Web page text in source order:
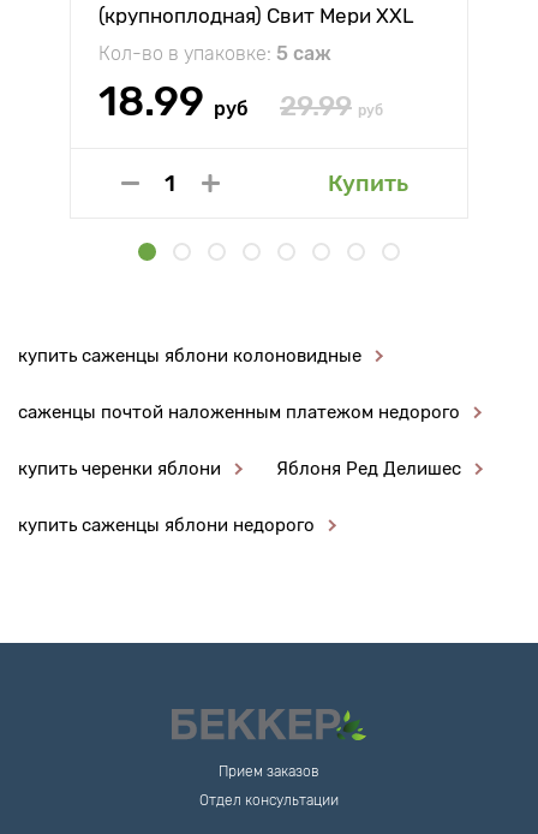
(крупноплодная) Свит Мери XXL
Кол-во в упаковке: 5 саж
18.99 руб 29.99 руб
Купить
купить саженцы яблони колоновидные
саженцы почтой наложенным платежом недорого
купить черенки яблони Яблоня Ред Делишес
купить саженцы яблони недорого
Прием заказов
Отдел консультации